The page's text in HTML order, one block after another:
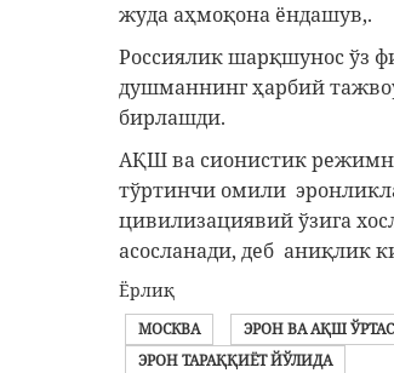
жуда аҳмоқона ёндашув,.
Россиялик шарқшунос ўз
душманнинг ҳарбий
бирлашди.
АҚШ ва сионистик
тўртинчи омили
цивилизациявий ўзига
асосланади, деб аниқлик
Ёрлиқ
МОСКВА ЭРОН ВА АҚШ
ЭРОН ТАРАҚҚИЁТ ЙЎЛИДА